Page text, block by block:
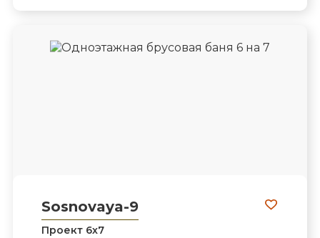
Sosnovaya-9
Проект 6х7